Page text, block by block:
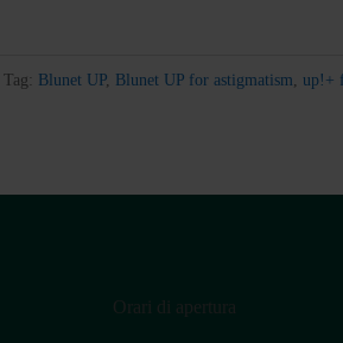
Tag: Blunet UP, Blunet UP for astigmatism, up!+
Orari di apertura